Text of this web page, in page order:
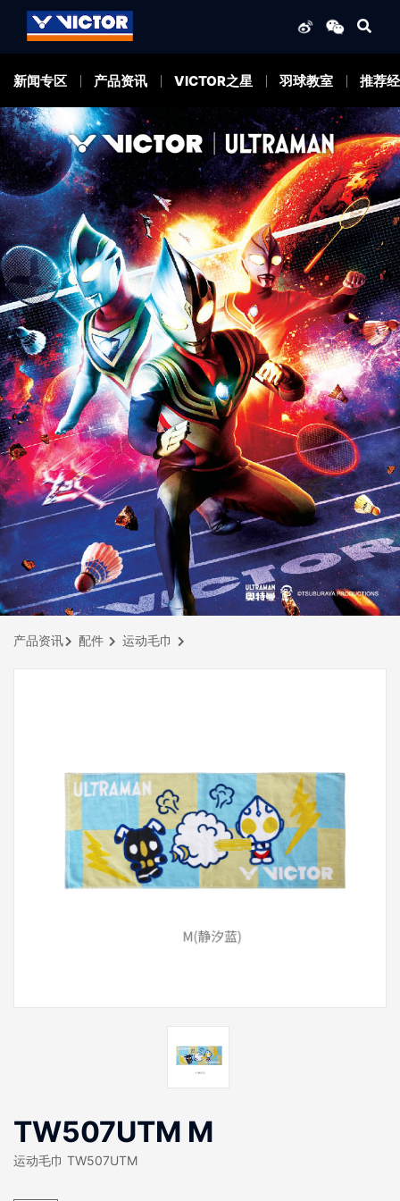
新闻专区 产品资讯 VICTOR之星 羽球教室 推荐
产品资讯 配件 运动毛巾
TW507UTM M
运动毛巾 TW507UTM